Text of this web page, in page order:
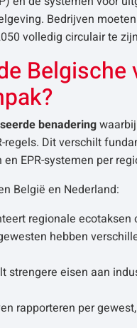
Bedrijven
volledig circulair te
benadering
regels. Dit verschilt
EPR-systemen per
België en Nederland:
regionale
hebben
strengere eisen aan
rapporteren per